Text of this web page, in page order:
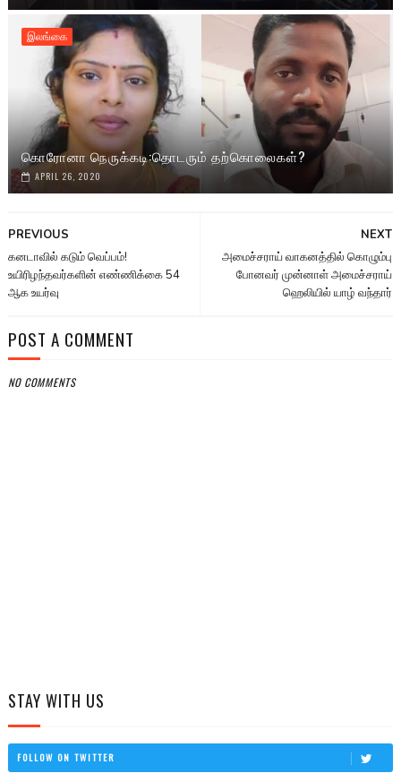
இலங்கை
கொரோனா நெருக்கடி:தொடரும் தற்கொலைகள்?
APRIL 26, 2020
NEXT
அமைச்சராய் வாகனத்தில் கொழும்பு
போனவர் முன்னாள் அமைச்சராய்
ஹெலியில் யாழ் வந்தார்
PREVIOUS
கனடாவில் கடும் வெப்பம்!
உயிரிழந்தவர்களின் எண்ணிக்கை 54
ஆக உயர்வு
POST A COMMENT
NO COMMENTS
STAY WITH US
FOLLOW ON TWITTER